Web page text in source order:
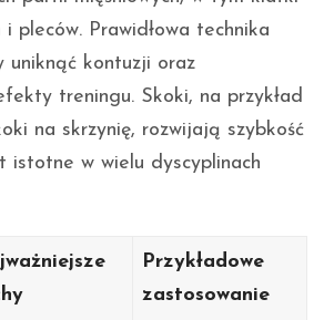
pleców. Prawidłowa technika
uniknąć kontuzji oraz
treningu. Skoki, na przykład
na skrzynię, rozwijają szybkość
istotne w wielu dyscyplinach
Przykładowe
zastosowanie